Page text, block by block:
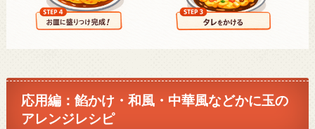
応用編：餡かけ・和風・中華風などかに玉の
アレンジレシピ